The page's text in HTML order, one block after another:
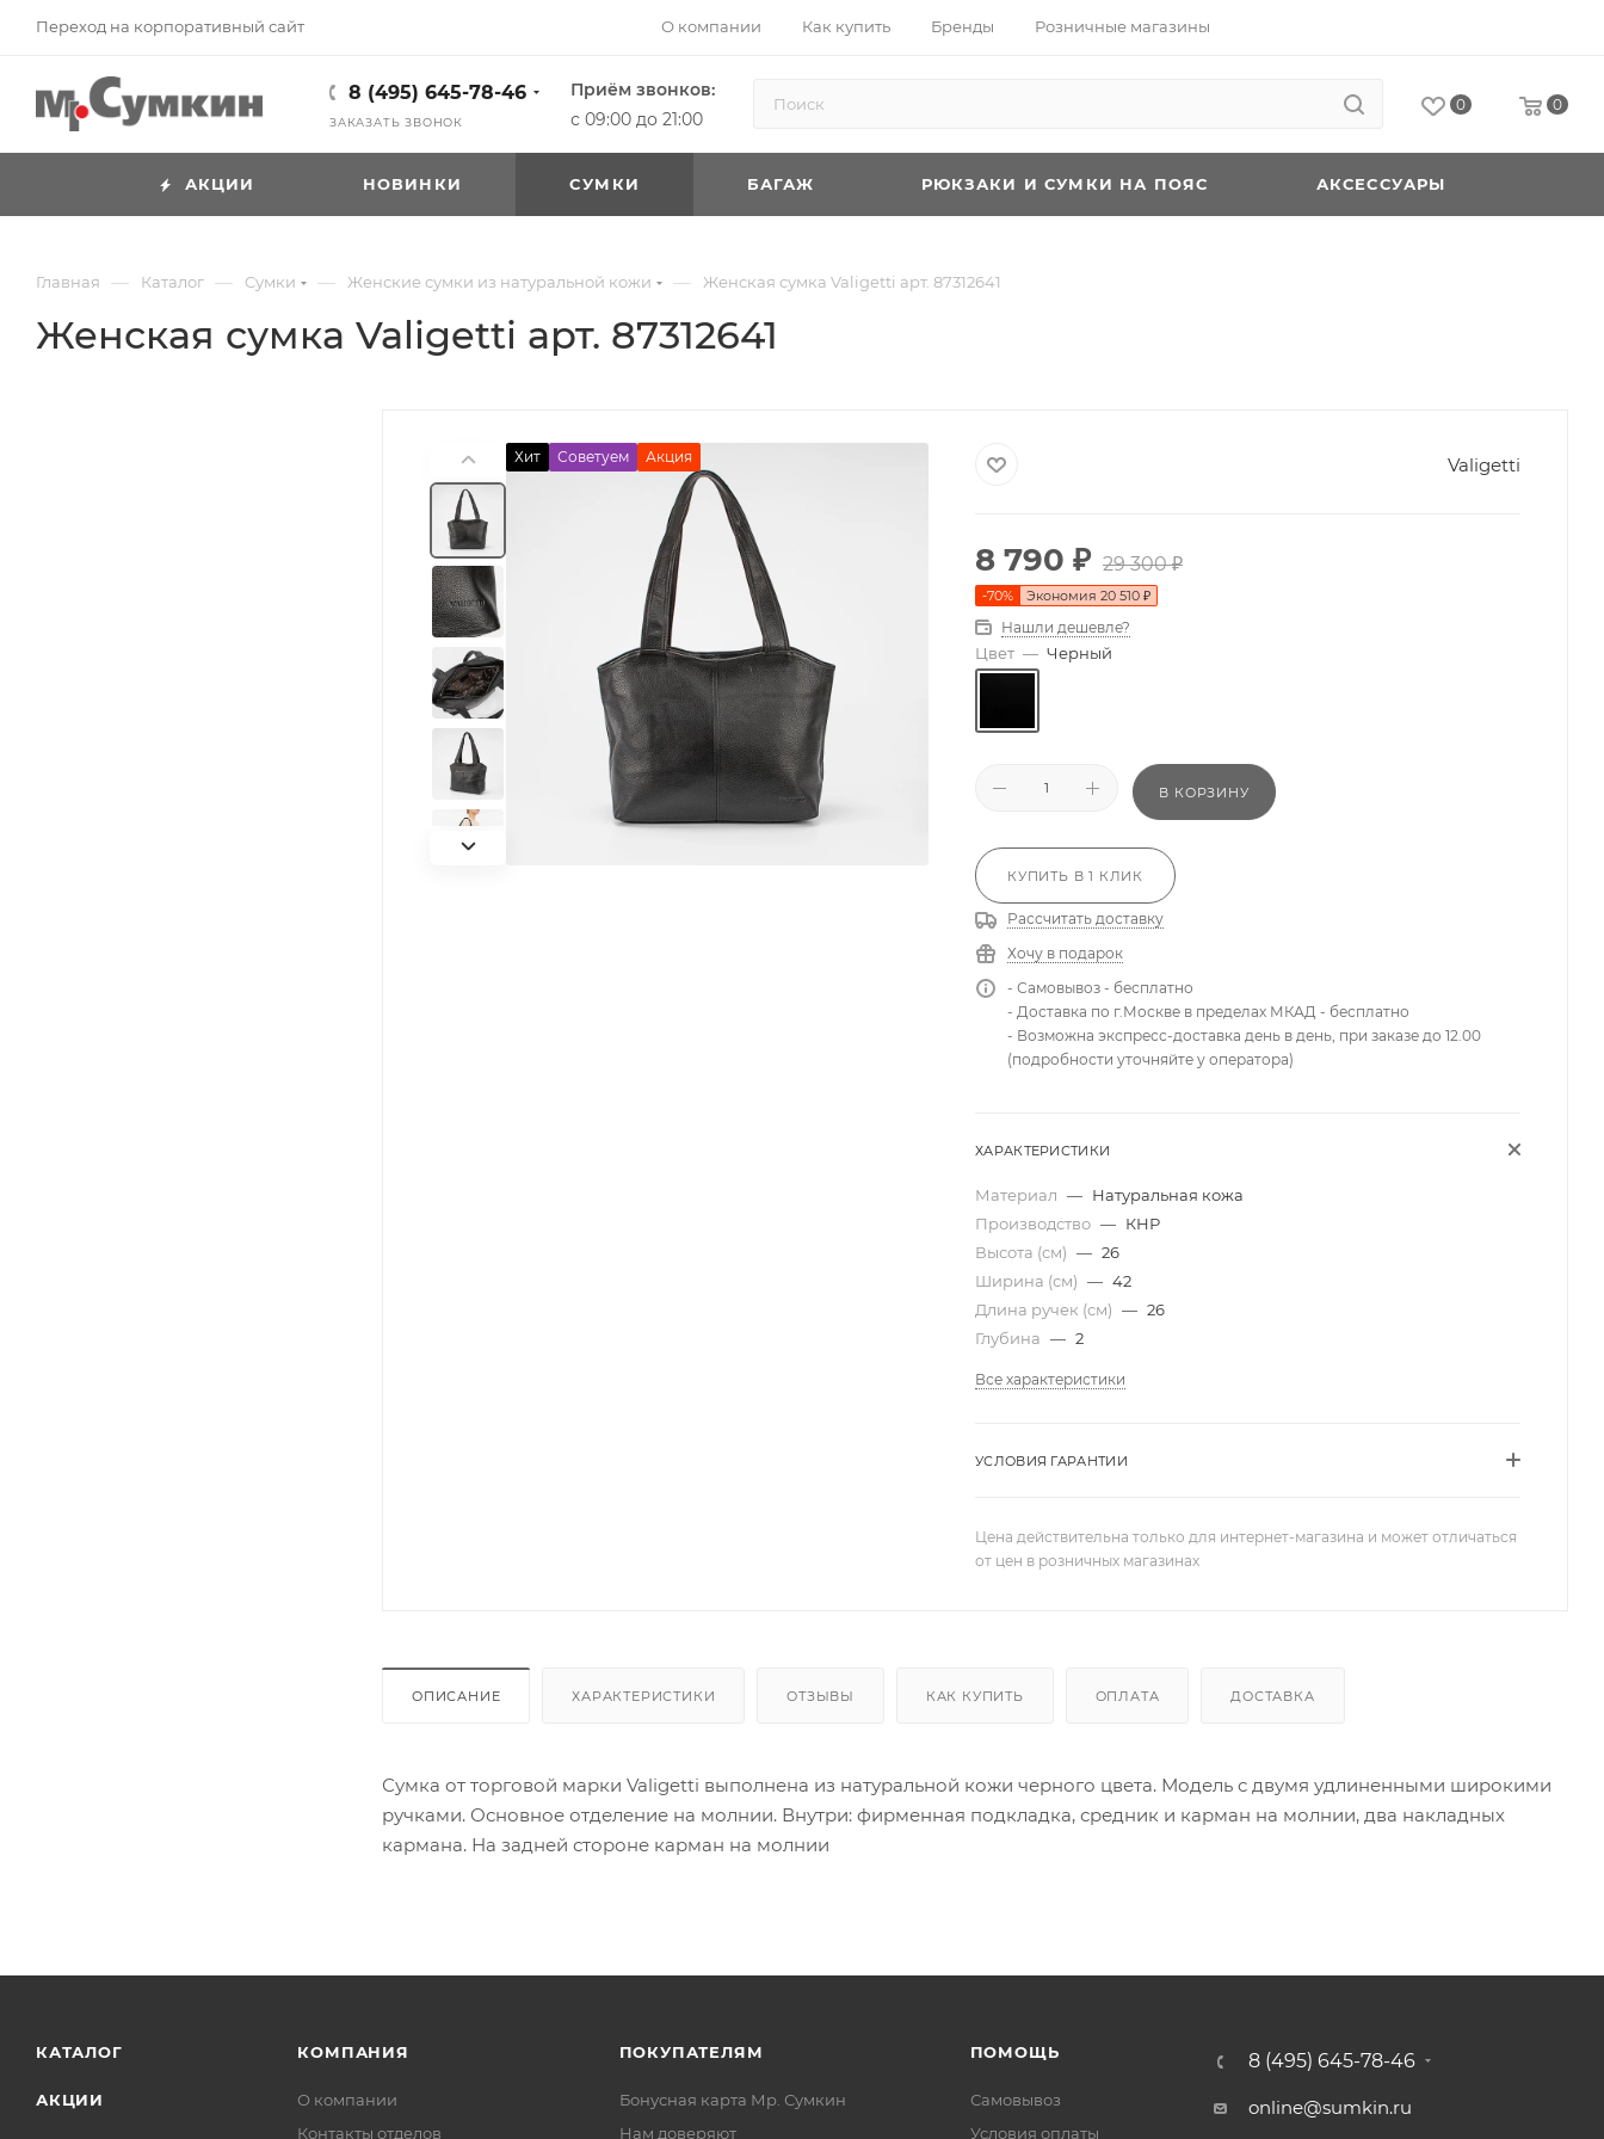
Переход на корпоративный сайт О компании Как купить Бренды Розничные магазины
8 (495) 645-78-46
ЗАКАЗАТЬ ЗВОНОК
Приём звонков:
с 09:00 до 21:00
0 0
АКЦИИ НОВИНКИ CУМКИ БАГАЖ РЮКЗАКИ И СУМКИ НА ПОЯС АКСЕССУАРЫ
Главная — Каталог — Cумки — Женские сумки из натуральной кожи — Женская сумка Valigetti арт. 87312641
Женская сумка Valigetti арт. 87312641
Хит Советуем Акция Valigetti
8 790 ₽ 29 300₽
-70% Экономия 20 510 ₽
Нашли дешевле?
Цвет — Черный
В КОРЗИНУ
КУПИТЬ В 1 КЛИК
Рассчитать доставку
Хочу в подарок
- Самовывоз - бесплатно
- Доставка по г.Москве в пределах МКАД - бесплатно
- Возможна экспресс-доставка день в день, при заказе до 12.00
(подробности уточняйте у оператора)
ХАРАКТЕРИСТИКИ
Материал — Натуральная кожа
Производство — КНР
Высота (см) — 26
Ширина (см) — 42
Длина ручек (см) — 26
Глубина — 2
Все характеристики
УСЛОВИЯ ГАРАНТИИ
Цена действительна только для интернет-магазина и может отличаться
от цен в розничных магазинах
ОПИСАНИЕ ХАРАКТЕРИСТИКИ ОТЗЫВЫ КАК КУПИТЬ ОПЛАТА ДОСТАВКА
Сумка от торговой марки Valigetti выполнена из натуральной кожи черного цвета. Модель с двумя удлиненными широкими
ручками. Основное отделение на молнии. Внутри: фирменная подкладка, средник и карман на молнии, два накладных
кармана. На задней стороне карман на молнии
КАТАЛОГ
АКЦИИ
КОМПАНИЯ
О компании
Контакты отделов
ПОКУПАТЕЛЯМ
Бонусная карта Мр. Сумкин
Нам доверяют
ПОМОЩЬ
Самовывоз
Условия оплаты
8 (495) 645-78-46
online@sumkin.ru